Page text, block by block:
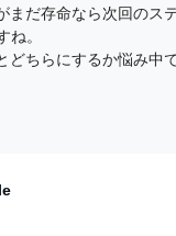
だ存命なら次回のス
ね。
どちらにするか悩み中で